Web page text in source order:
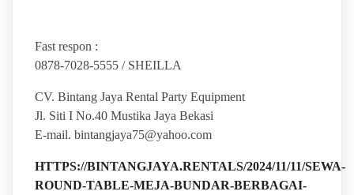
Fast respon :
0878-7028-5555 / SHEILLA
CV. Bintang Jaya Rental Party Equipment
Jl. Siti I No.40 Mustika Jaya Bekasi
E-mail. bintangjaya75@yahoo.com
HTTPS://BINTANGJAYA.RENTALS/2024/11/11/SEWA-
ROUND-TABLE-MEJA-BUNDAR-BERBAGAI-